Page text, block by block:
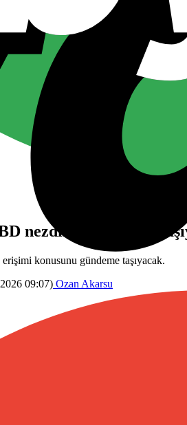
nezdinde gündeme
konusunu gündeme taşıyacak.
09:07) Ozan Akarsu